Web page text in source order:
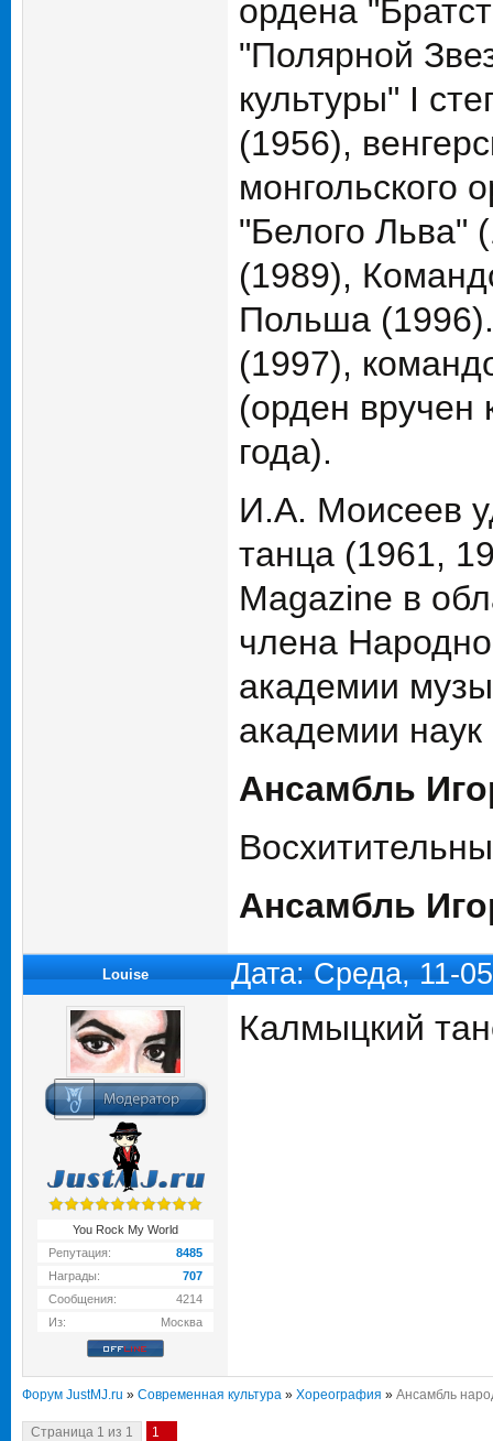
ордена
"Полярной
культуры" I
(1956),
монгольского
"Белого Льва"
(1989),
Польша
(1997),
(орден
года).
И.А. Моисеев
танца (1961,
Magazine в
члена
академии
академии
Ансамбль
Ансамбль
Louise Дата: Среда, 11-
You Rock My World
Репутация:
8485
Награды:
707
Сообщения:
4214
Из:
Москва
Калмыцкий
Форум JustMJ.ru » Современная культура » Хореография » Ансамбль
Страница 1 из 1 1